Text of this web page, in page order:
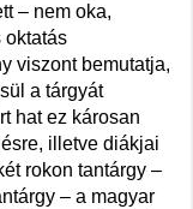
– nem oka,
oktatás
viszont bemutatja,
a tárgyát
hat ez károsan
illetve diákjai
rokon tantárgy –
– a magyar